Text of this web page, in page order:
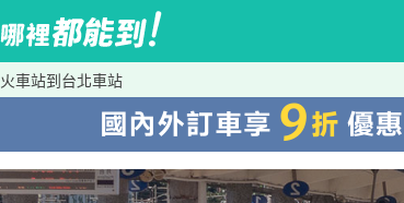
車站到台北車站